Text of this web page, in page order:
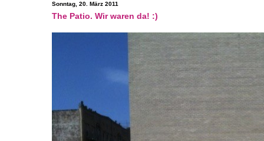
Sonntag, 20. März 2011
The Patio. Wir waren da! :)